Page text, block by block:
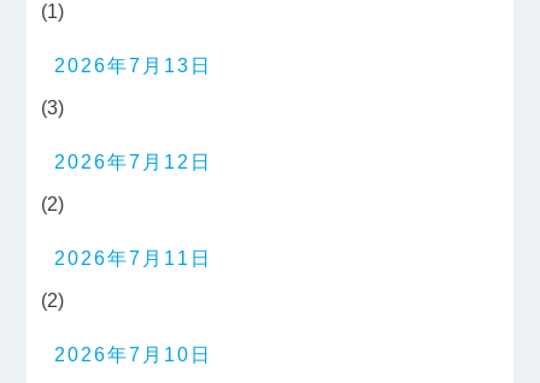
(1)
2026年7月13日
(3)
2026年7月12日
(2)
2026年7月11日
(2)
2026年7月10日